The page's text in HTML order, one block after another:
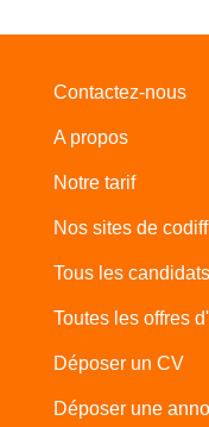
Contactez-nous
A propos
Notre tarif
Nos sites de
Tous les candidats
Toutes les offres
Déposer un CV
Déposer une